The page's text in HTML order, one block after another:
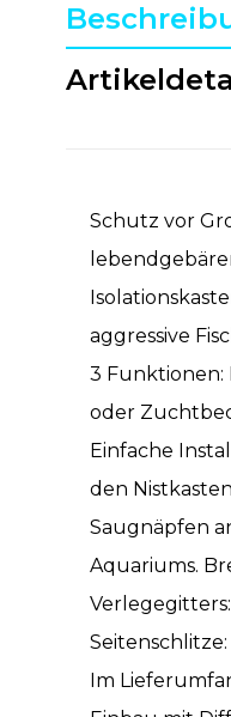
Schutz vor
aggressive
3 Funktionen:
oder
Einfache
den
Saugnäpfen
Aquariums.
Seitenschlitze:
Im